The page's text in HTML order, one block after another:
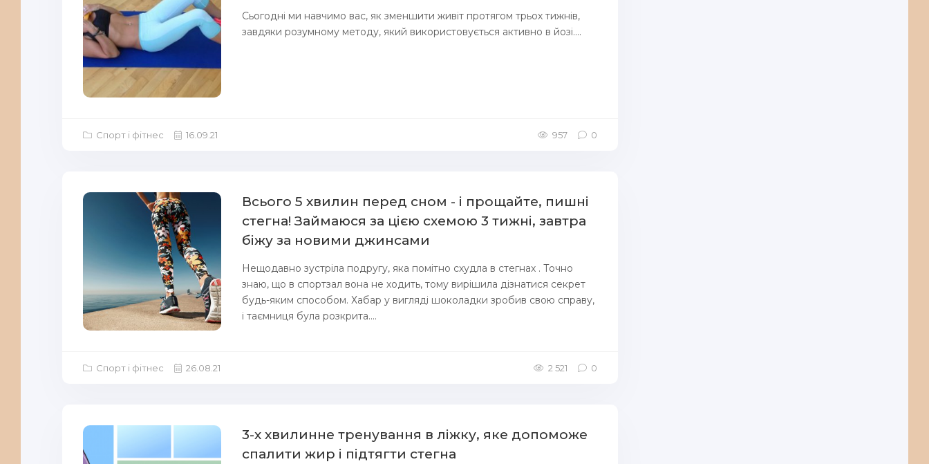
Сьогодні ми навчимо вас, як зменшити живіт протягом трьох тижнів,
завдяки розумному методу, який використовується активно в йозі....
Спорт і фітнес 16.09.21 957 0
Всього 5 хвилин перед сном - і прощайте, пишні
стегна! Займаюся за цією схемою 3 тижні, завтра
біжу за новими джинсами
Нещодавно зустріла подругу, яка помітно схудла в стегнах . Точно
знаю, що в спортзал вона не ходить, тому вирішила дізнатися секрет
будь-яким способом. Хабар у вигляді шоколадки зробив свою справу,
і таємниця була розкрита....
Спорт і фітнес 26.08.21 2 521 0
3-х хвилинне тренування в ліжку, яке допоможе
спалити жир і підтягти стегна